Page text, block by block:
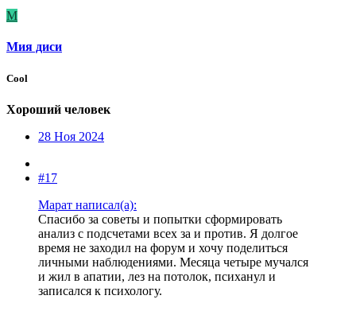
М
Мия диси
Cool
Хороший человек
28 Ноя 2024
#17
Марат написал(а):
Спасибо за советы и попытки сформировать
анализ с подсчетами всех за и против. Я долгое
время не заходил на форум и хочу поделиться
личными наблюдениями. Месяца четыре мучался
и жил в апатии, лез на потолок, психанул и
записался к психологу.